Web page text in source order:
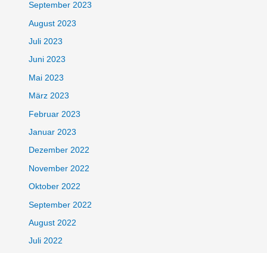
September 2023
August 2023
Juli 2023
Juni 2023
Mai 2023
März 2023
Februar 2023
Januar 2023
Dezember 2022
November 2022
Oktober 2022
September 2022
August 2022
Juli 2022